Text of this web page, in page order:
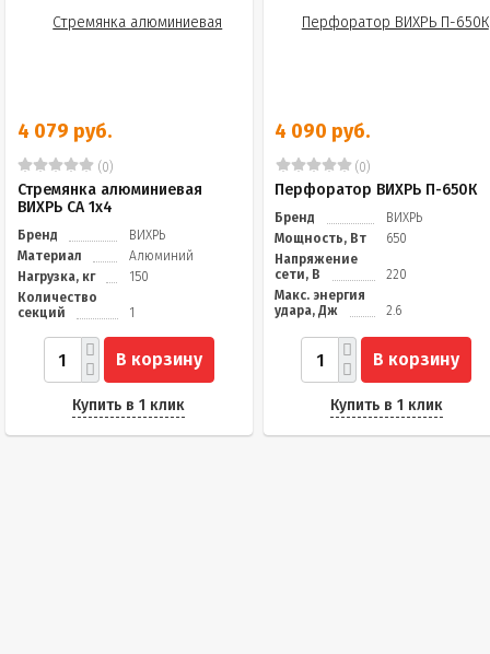
4 079 руб.
(0)
Стремянка алюминиевая
ВИХРЬ СА 1х4
Бренд
ВИХРЬ
Материал
Алюминий
Нагрузка, кг
150
Количество
секций
1
В корзину
Купить в 1 клик
4 090 руб.
(0)
Перфоратор ВИХРЬ П-650К
Бренд
ВИХРЬ
Мощность, Вт
650
Напряжение
сети, В
220
Макс. энергия
удара, Дж
2.6
В корзину
Купить в 1 клик